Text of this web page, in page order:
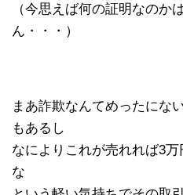
（今思えば何の証明なのか
ん・・・）
まあ詐欺なんてめったにな
もあるし
なによりこれが売れれば3
な